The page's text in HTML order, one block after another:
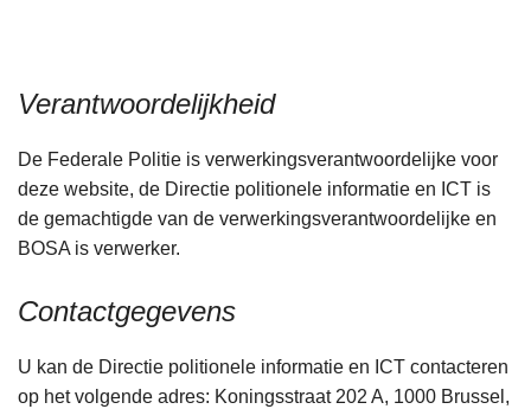
Verantwoordelijkheid
De Federale Politie is verwerkingsverantwoordelijke voor
deze website, de Directie politionele informatie en ICT is
de gemachtigde van de verwerkingsverantwoordelijke en
BOSA is verwerker.
Contactgegevens
U kan de Directie politionele informatie en ICT contacteren
op het volgende adres: Koningsstraat 202 A, 1000 Brussel,